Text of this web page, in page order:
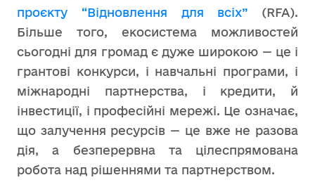
проєкту “Відновлення для всіх” (RFA).
Більше того, екосистема можливостей
сьогодні для громад є дуже широкою — це і
грантові конкурси, і навчальні програми, і
міжнародні партнерства, і кредити, й
інвестиції, і професійні мережі. Це означає,
що залучення ресурсів — це вже не разова
дія, а безперервна та цілеспрямована
робота над рішеннями та партнерством.